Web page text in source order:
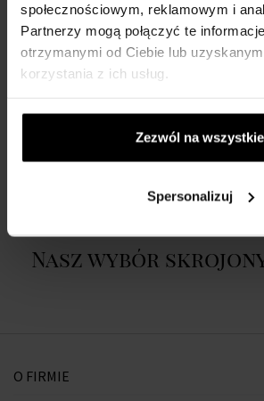
społecznościowym, reklamowym i
Partnerzy mogą połączyć te
otrzymanymi od Ciebie lub
korzystania z ich usług.
Zezwól na wszystkie
Spersonalizuj
DETALE
O MARCE
Nasz wybór
O FIRMIE